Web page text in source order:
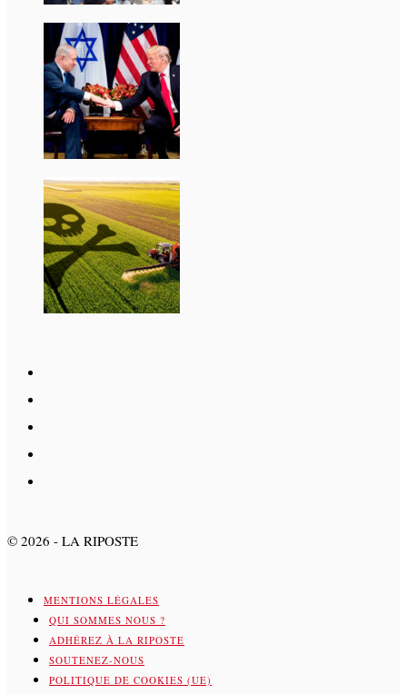
© 2026 - LA RIPOSTE
MENTIONS LÉGALES
QUI SOMMES NOUS ?
ADHÉREZ À LA RIPOSTE
SOUTENEZ-NOUS
POLITIQUE DE COOKIES (UE)